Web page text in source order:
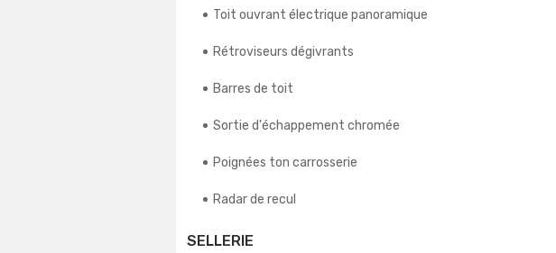
Toit ouvrant électrique panoramique
Rétroviseurs dégivrants
Barres de toit
Sortie d'échappement chromée
Poignées ton carrosserie
Radar de recul
SELLERIE